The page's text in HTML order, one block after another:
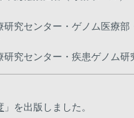
センター・ゲノム医療部
センター・疾患ゲノム研究
」を出版しました。